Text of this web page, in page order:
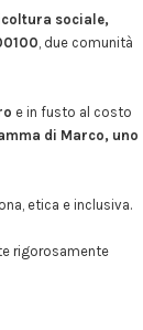
sociale,
, due comunità
e in fusto al costo
di Marco, uno
etica e inclusiva.
rigorosamente